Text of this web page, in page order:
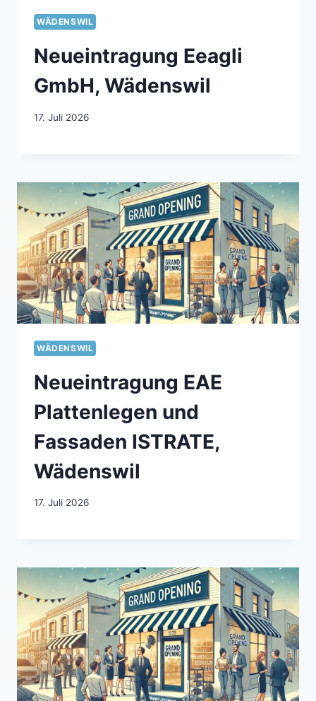
WÄDENSWIL
Neueintragung Eeagli
GmbH, Wädenswil
17. Juli 2026
WÄDENSWIL
Neueintragung EAE
Plattenlegen und
Fassaden ISTRATE,
Wädenswil
17. Juli 2026